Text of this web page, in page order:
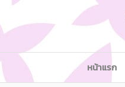
หน้าแรก